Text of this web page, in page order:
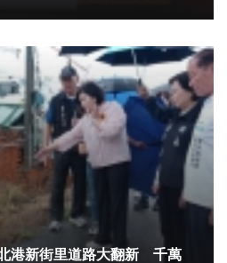
港新街里道路大翻新 千萬